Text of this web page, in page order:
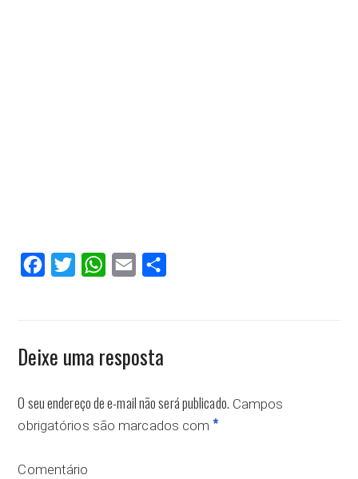
FacebookTwitter WhatsApp
Email
Deixe uma resposta
O seu endereço de e-mail não será publicado. Campos
obrigatórios são marcados com *
Comentário